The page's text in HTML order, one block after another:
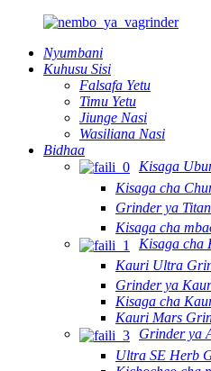
Nyumbani
Kuhusu Sisi
Falsafa Yetu
Timu Yetu
Jiunge Nasi
Wasiliana Nasi
Bidhaa
Kisaga
Kisaga cha
Grinder ya
Kisaga cha
Kisaga cha
Kauri Ultra
Grinder ya
Kisaga cha
Kauri Mars
Grinder ya
Ultra SE Herb